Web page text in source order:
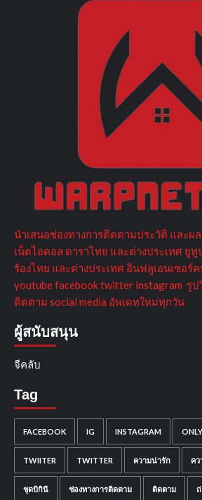
นำเสนอช่องทางการติดตามประวัติ และผ
เน็ตไอดอล ดาราไทย และต่างประเทศ ยูทู
ร้องไทย และต่างประเทศ อินฟลูเอนเซอร์
youtube facebook twitter instagram รู
ติดตาม social media อัพเดทใหม่ทุกวัน
ผู้สนับสนุน
จีคลับ
Tag
FACEBOOK IG INSTAGRAM
TWIITER TWITTER ความน่ารัก คว
ชุดบิกินี ช่องทางการติดตาม ติดตาม